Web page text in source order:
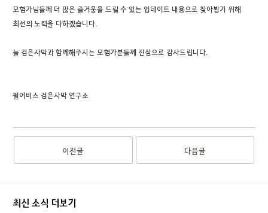
모험가님들께 더 많은 즐거움을 드릴 수 있는 업데이트 내용으로 찾아뵙기 위해
최선의 노력을 다하겠습니다.
늘 검은사막과 함께해주시는 모험가분들께 진심으로 감사드립니다.
펄어비스 검은사막 연구소
이전글 다음글
최신 소식 더보기